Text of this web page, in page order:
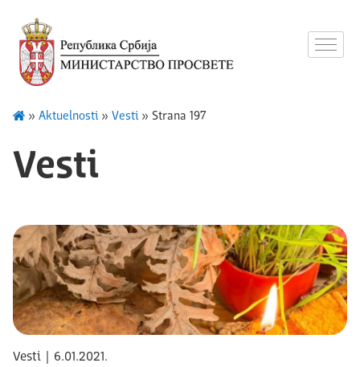
» Aktuelnosti» Vesti» Strana 197
Vesti
Vesti | 6.01.2021.